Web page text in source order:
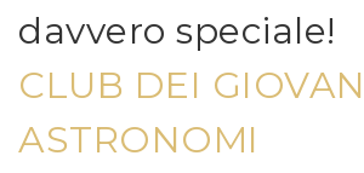
davvero speciale!
CLUB DEI
ASTRONOMI